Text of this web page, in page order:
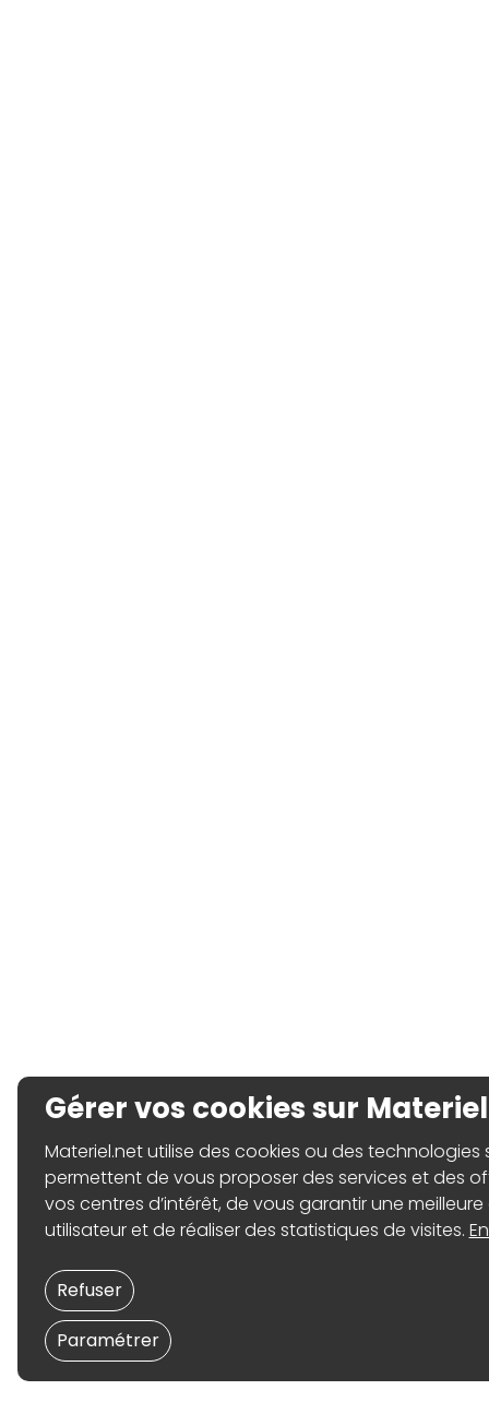
Gérer vos cookies sur
Materiel.net utilise des cookies ou des technologies
permettent de vous proposer des services et des
vos centres d’intérêt, de vous garantir une
utilisateur et de réaliser des statistiques de visites.
Paramétrer
Refuser